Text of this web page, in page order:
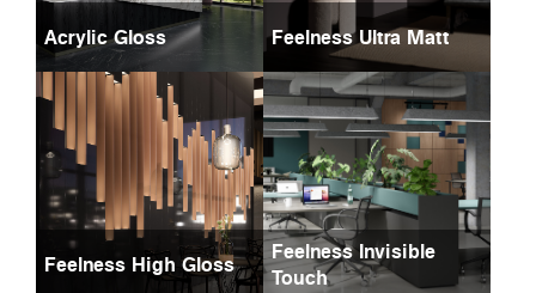
Acrylic Gloss Feelness Ultra Matt
Feelness High Gloss
Feelness Invisible
Touch